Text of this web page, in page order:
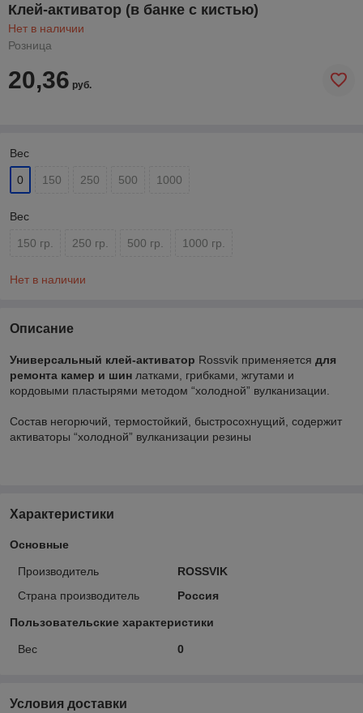
Клей-активатор (в банке с кистью)
Нет в наличии
Розница
20,36 руб.
Вес
0 150 250 500 1000
Вес
150 гр. 250 гр. 500 гр. 1000 гр.
Нет в наличии
Описание
Универсальный клей-активатор Rossvik применяется для
ремонта камер и шин латками, грибками, жгутами и
кордовыми пластырями методом “холодной” вулканизации.
Состав негорючий, термостойкий, быстросохнущий, содержит
активаторы “холодной” вулканизации резины
Характеристики
Основные
Производитель
ROSSVIK
Страна производитель
Россия
Пользовательские характеристики
Вес 0
Условия доставки